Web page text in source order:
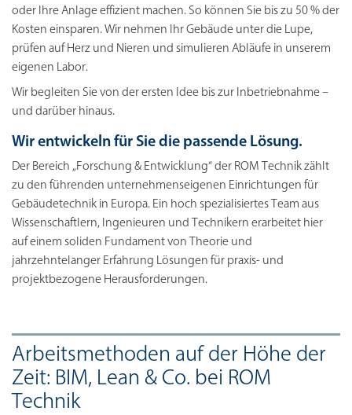
oder Ihre Anlage effizient machen. So können Sie bis zu 50 % der
Kosten einsparen. Wir nehmen Ihr Gebäude unter die Lupe,
prüfen auf Herz und Nieren und simulieren Abläufe in unserem
eigenen Labor.
Wir begleiten Sie von der ersten Idee bis zur Inbetriebnahme –
und darüber hinaus.
Wir entwickeln für Sie die passende Lösung.
Der Bereich „Forschung & Entwicklung“ der ROM Technik zählt
zu den führenden unternehmenseigenen Einrichtungen für
Gebäudetechnik in Europa. Ein hoch spezialisiertes Team aus
Wissenschaftlern, Ingenieuren und Technikern erarbeitet hier
auf einem soliden Fundament von Theorie und
jahrzehntelanger Erfahrung Lösungen für praxis- und
projektbezogene Herausforderungen.
Arbeitsmethoden auf der Höhe der
Zeit: BIM, Lean & Co. bei ROM
Technik